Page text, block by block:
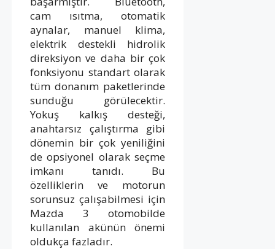
cam ısıtma, otomatik
aynalar, manuel klima,
elektrik destekli hidrolik
direksiyon ve daha bir çok
fonksiyonu standart olarak
tüm donanım paketlerinde
sunduğu görülecektir.
Yokuş kalkış desteği,
anahtarsız çalıştırma gibi
dönemin bir çok yeniliğini
de opsiyonel olarak seçme
imkanı tanıdı. Bu
özelliklerin ve motorun
sorunsuz çalışabilmesi için
Mazda 3 otomobilde
kullanılan akünün önemi
oldukça fazladır.